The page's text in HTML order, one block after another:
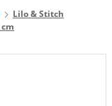
Lilo & Stitch